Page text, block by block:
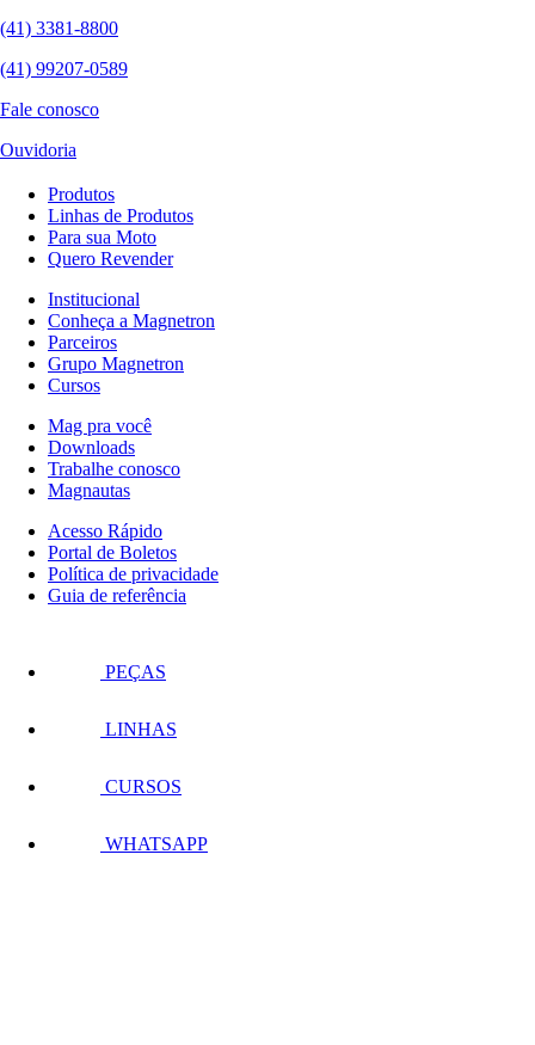
(41) 3381-8800
(41) 99207-0589
Fale conosco
Ouvidoria
Produtos
Linhas de Produtos
Para sua Moto
Quero Revender
Institucional
Conheça a Magnetron
Parceiros
Grupo Magnetron
Cursos
Mag pra você
Downloads
Trabalhe conosco
Magnautas
Acesso Rápido
Portal de Boletos
Política de privacidade
Guia de referência
PEÇAS
LINHAS
CURSOS
WHATSAPP